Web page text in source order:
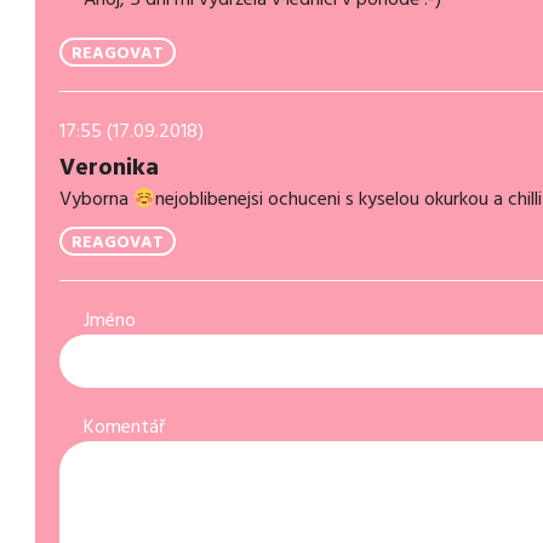
REAGOVAT
17:55 (17.09.2018)
Veronika
Vyborna nejoblibenejsi ochuceni s kyselou okurkou a
REAGOVAT
Jméno
Komentář